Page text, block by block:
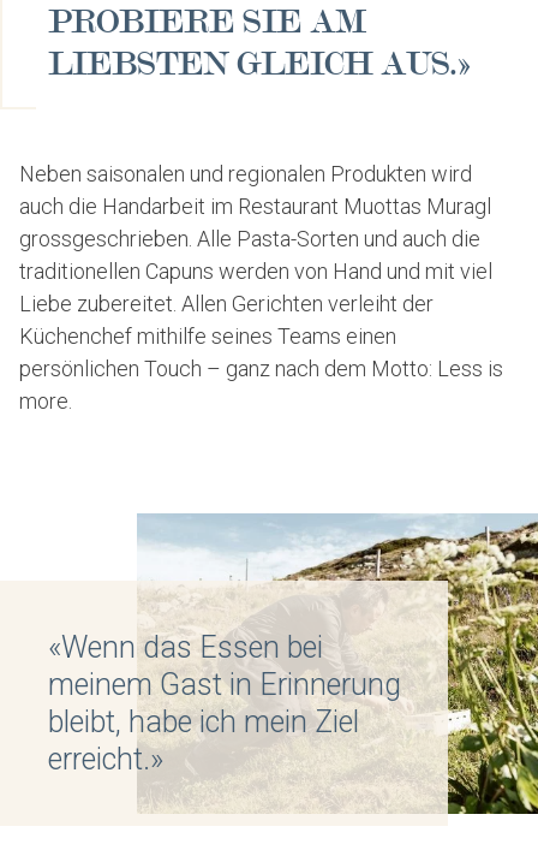
PROBIERE SIE AM
LIEBSTEN GLEICH AUS.»
Neben saisonalen und regionalen Produkten wird
auch die Handarbeit im Restaurant Muottas Muragl
grossgeschrieben. Alle Pasta-Sorten und auch die
traditionellen Capuns werden von Hand und mit viel
Liebe zubereitet. Allen Gerichten verleiht der
Küchenchef mithilfe seines Teams einen
persönlichen Touch – ganz nach dem Motto: Less is
more.
«Wenn das Essen bei
meinem Gast in Erinnerung
bleibt, habe ich mein Ziel
erreicht.»